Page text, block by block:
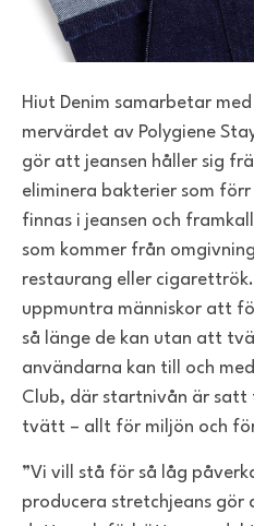
Hiut Denim samarbetar
mervärdet av Polygiene
gör att jeansen håller sig
eliminera bakterier som
finnas i jeansen och
som kommer från
restaurang eller
uppmuntra människor att
så länge de kan utan att
användarna kan till och
Club, där startnivån är satt
tvätt – allt för miljön och
”Vi vill stå för så låg
producera stretchjeans gör